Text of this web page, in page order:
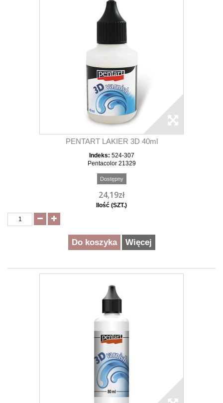
PENTART LAKIER 3D 40ml
Indeks: 524-307
Pentacolor 21329
Dostępny
24,19zł
Ilość (SZT.)
Do koszyka Więcej